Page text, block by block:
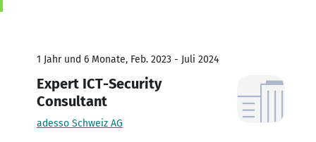
1 Jahr und 6 Monate, Feb. 2023 - Juli 2024
Expert ICT-Security
Consultant
adesso Schweiz AG